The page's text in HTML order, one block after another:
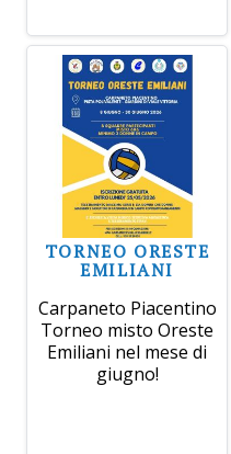
TORNEO ORESTE
EMILIANI
Carpaneto Piacentino
Torneo misto Oreste
Emiliani nel mese di
giugno!